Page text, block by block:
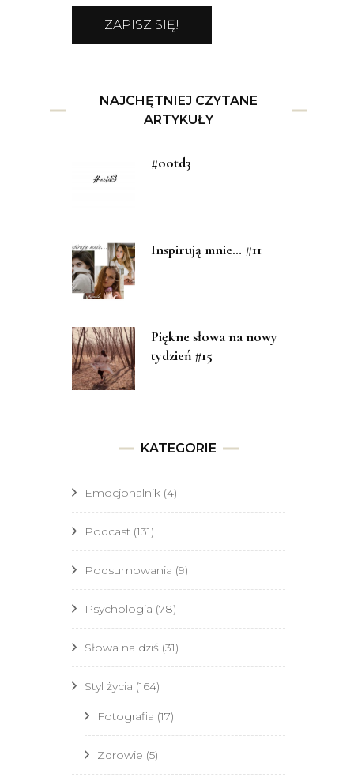
NAJCHĘTNIEJ CZYTANE
ARTYKUŁY
#ootd3
Inspirują mnie… #11
Piękne słowa na nowy
tydzień #15
KATEGORIE
Emocjonalnik (4)
Podcast (131)
Podsumowania (9)
Psychologia (78)
Słowa na dziś (31)
Styl życia (164)
Fotografia (17)
Zdrowie (5)